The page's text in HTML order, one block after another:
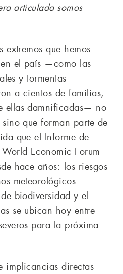
articulada somos
extremos que hemos
el país —como las
y tormentas
a cientos de familias,
ellas damnificadas— no
que forman parte de
que el Informe de
Economic Forum
hace años: los riesgos
meteorológicos
biodiversidad y el
se ubican hoy entre
para la próxima
implicancias directas